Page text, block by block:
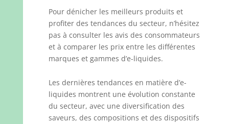
Pour dénicher les meilleurs produits et
profiter des tendances du secteur, n’hésitez
pas à consulter les avis des consommateurs
et à comparer les prix entre les différentes
marques et gammes d’e-liquides.
Les dernières tendances en matière d’e-
liquides montrent une évolution constante
du secteur, avec une diversification des
saveurs, des compositions et des dispositifs